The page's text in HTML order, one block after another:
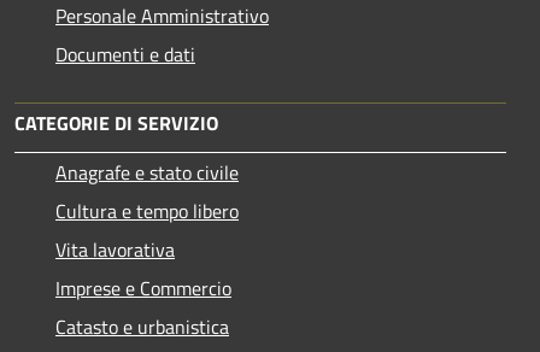
Personale Amministrativo
Documenti e dati
CATEGORIE DI SERVIZIO
Anagrafe e stato civile
Cultura e tempo libero
Vita lavorativa
Imprese e Commercio
Catasto e urbanistica